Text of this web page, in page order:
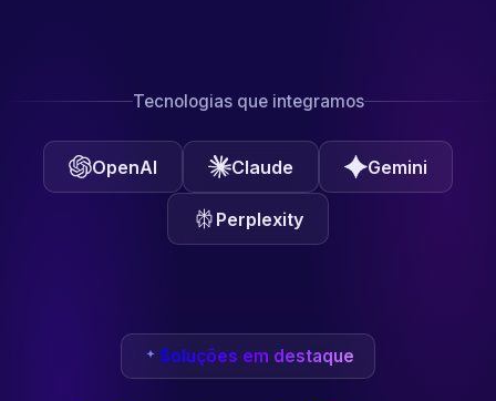
Tecnologias que integramos
OpenAI Claude Gemini
Perplexity
Soluções em destaque